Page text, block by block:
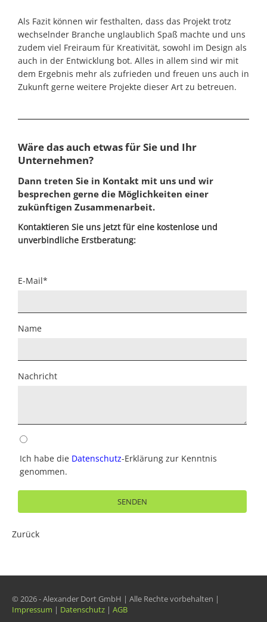
Als Fazit können wir festhalten, dass das Projekt trotz
wechselnder Branche unglaublich Spaß machte und uns
zudem viel Freiraum für Kreativität, sowohl im Design als
auch in der Entwicklung bot. Alles in allem sind wir mit
dem Ergebnis mehr als zufrieden und freuen uns auch in
Zukunft gerne weitere Projekte dieser Art zu betreuen.
Wäre das auch etwas für Sie und Ihr
Unternehmen?
Dann treten Sie in Kontakt mit uns und wir
besprechen gerne die Möglichkeiten einer
zukünftigen Zusammenarbeit.
Kontaktieren Sie uns jetzt für eine kostenlose und
unverbindliche Erstberatung:
Pflichtfeld
E-Mail*
Name
Nachricht
Ich habe die Datenschutz-Erklärung zur Kenntnis
genommen.
SENDEN
Zurück
© 2026 - Alexander Dort GmbH | Alle Rechte vorbehalten |
Impressum | Datenschutz | AGB